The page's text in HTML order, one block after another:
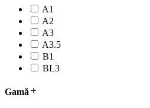
A1
A2
A3
A3.5
B1
BL3
Gamă